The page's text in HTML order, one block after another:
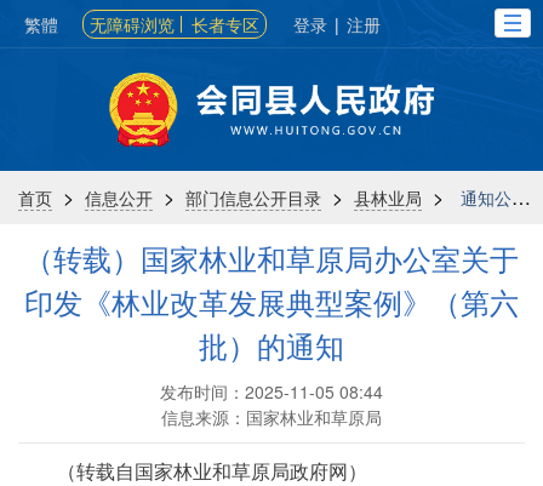
繁體 无障碍浏览 长者专区 登录 | 注册
首页 > 信息公开 > 部门信息公开目录 > 县林业局 > 通知公告
（转载）国家林业和草原局办公室关于
印发《林业改革发展典型案例》（第六
批）的通知
发布时间：2025-11-05 08:44
信息来源：国家林业和草原局
（转载自国家林业和草原局政府网）